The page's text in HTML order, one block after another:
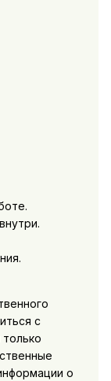
с
о